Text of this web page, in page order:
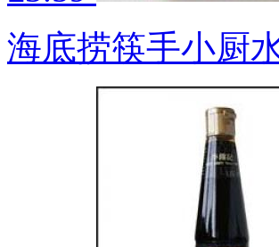
海底捞筷手小厨